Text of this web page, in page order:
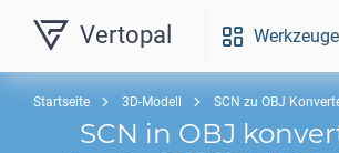
Vertopal Werkzeuge
Startseite 3D-Modell SCN zu OBJ
SCN in OBJ